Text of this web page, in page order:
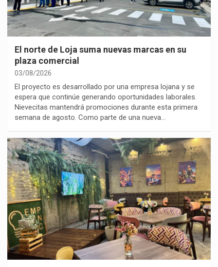
El norte de Loja suma nuevas marcas en su
plaza comercial
03/08/2026
El proyecto es desarrollado por una empresa lojana y se
espera que continúe generando oportunidades laborales.
Nievecitas mantendrá promociones durante esta primera
semana de agosto. Como parte de una nueva…